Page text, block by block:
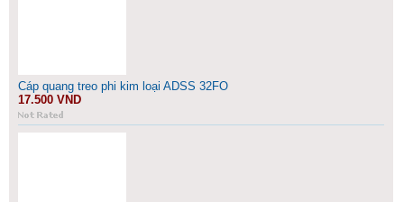
Cáp quang treo phi kim loại ADSS 32FO
17.500 VND